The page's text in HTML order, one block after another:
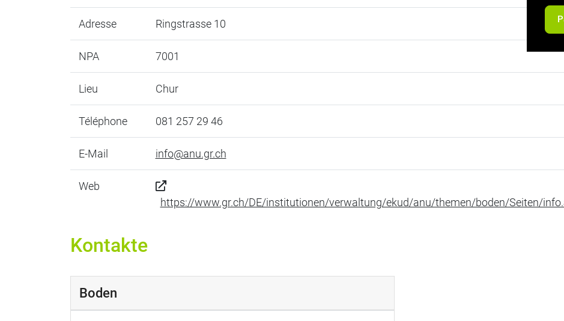
Adresse Ringstrasse 10
NPA 7001
Lieu Chur
Téléphone 081 257 29 46
E-Mail info@anu.gr.ch
Web
https://www.gr.ch/DE/institutionen/verwaltung/ekud/anu/themen/boden/Seiten/
Kontakte
Boden